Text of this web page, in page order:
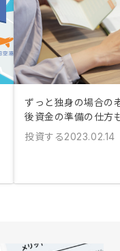
ずっと独身の場合の
後資金の準備の仕方
投資する2023.02.14